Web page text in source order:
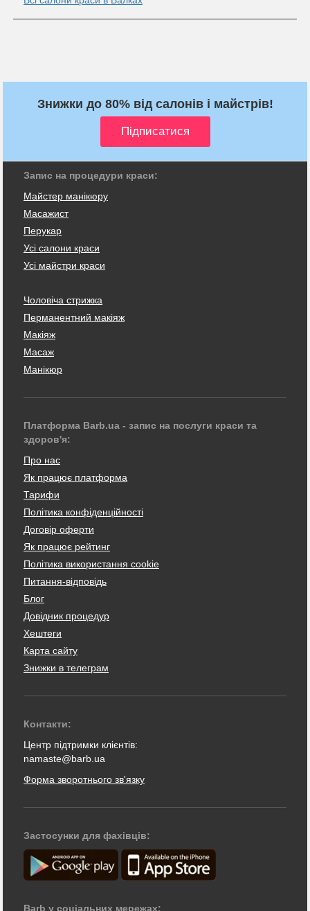
Знижки до 80% від салонів і майстрів!
Запис на процедури краси:
Майстер манікюру
Масажист
Перукар
Усі салони краси
Усі майстри краси
Чоловіча стрижка
Перманентний макіяж
Макіяж
Масаж
Манікюр
Платформа Barb.ua - запис на послуги краси та
здоров'я:
Про нас
Як працює платформа
Тарифи
Політика конфіденційності
Договір оферти
Як працює рейтинг
Політика використання cookie
Питання-відповідь
Блог
Довідник процедур
Хештеги
Карта сайту
Знижки в телеграм
Контакти:
Центр підтримки клієнтів:
namaste@barb.ua
Форма зворотнього зв'язку
Застосунки для фахівців:
Barb у соціальних мережах: